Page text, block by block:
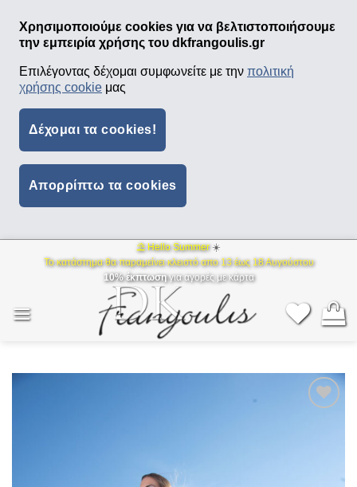
Χρησιμοποιούμε cookies για να βελτιστοποιήσουμε
την εμπειρία χρήσης του dkfrangoulis.gr
Επιλέγοντας δέχομαι συμφωνείτε με την πολιτική
χρήσης cookie μας
Δέχομαι τα cookies!
Απορρίπτω τα cookies
⛱ Hello Summer ☀️
Το κατάστημα θα παραμείνει κλειστό απο 13 έως 18 Αυγούστου
10% έκπτωσηγια αγορές με κάρτα